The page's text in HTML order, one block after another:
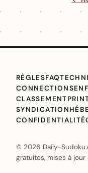
RÈGLESFAQ
CONNECTIONS
CLASSEMENT
SYNDICATION
CONFIDENTIALITÉ
© 2026 Daily-
gratuites, mises à jour